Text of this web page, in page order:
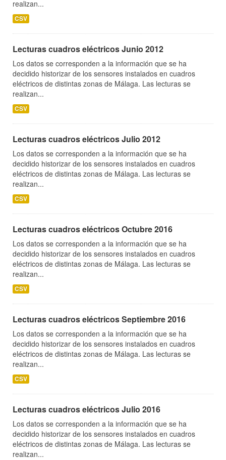
realizan...
CSV
Lecturas cuadros eléctricos Junio 2012
Los datos se corresponden a la información que se ha
decidido historizar de los sensores instalados en cuadros
eléctricos de distintas zonas de Málaga. Las lecturas se
realizan...
CSV
Lecturas cuadros eléctricos Julio 2012
Los datos se corresponden a la información que se ha
decidido historizar de los sensores instalados en cuadros
eléctricos de distintas zonas de Málaga. Las lecturas se
realizan...
CSV
Lecturas cuadros eléctricos Octubre 2016
Los datos se corresponden a la información que se ha
decidido historizar de los sensores instalados en cuadros
eléctricos de distintas zonas de Málaga. Las lecturas se
realizan...
CSV
Lecturas cuadros eléctricos Septiembre 2016
Los datos se corresponden a la información que se ha
decidido historizar de los sensores instalados en cuadros
eléctricos de distintas zonas de Málaga. Las lecturas se
realizan...
CSV
Lecturas cuadros eléctricos Julio 2016
Los datos se corresponden a la información que se ha
decidido historizar de los sensores instalados en cuadros
eléctricos de distintas zonas de Málaga. Las lecturas se
realizan...